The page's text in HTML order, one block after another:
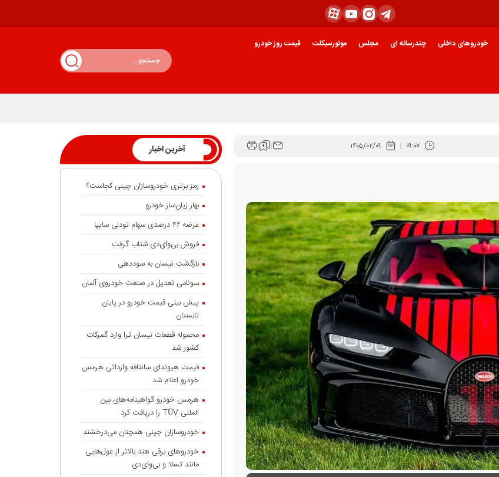
خودروهای داخلی چندرسانه ای مجلس موتورسیکلت قیمت روز خودرو
۰۹:۰۷ ۱۴۰۵/۰۲/۰۹ آخرین اخبار
رمز برتری خودروسازان چینی کجاست؟
بهار زیان‌ساز خودرو
عرضه ۴۲ درصدی سهام تودلی سایپا
فروش بی‌وای‌دی شتاب گرفت
بازگشت نیسان به سوددهی
سونامی تعدیل در صنعت خودروی آلمان
پیش بینی قیمت خودرو در پایان
تابستان
محموله قطعات نیسان ترا وارد گمرکات
کشور شد
قیمت هیوندای سانتافه وارداتی هرمس
خودرو اعلام شد
هرمس خودرو گواهینامه‌های بین
المللی TÜV را دریافت کرد
خودروسازان چینی همچنان می‌درخشند
خودروهای برقی هند بالاتر از غول‌هایی
مانند تسلا و بی‌وای‌دی